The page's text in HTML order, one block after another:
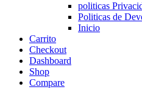
politicas
Politicas de
Inicio
Carrito
Checkout
Dashboard
Shop
Compare